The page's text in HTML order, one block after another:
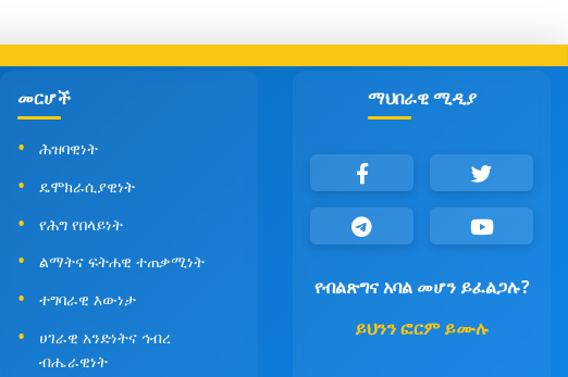
መርሆች
ሕዝባዊነት
ዴሞክራሲያዊነት
የሕግ የበላይነት
ልማትና ፍትሐዊ ተጠቃሚነት
ተግባራዊ እውነታ
ሀገራዊ አንድነትና ኅብረ
ብሔራዊነት
ማህበራዊ ሚዲያ
የብልጽግና አባል መሆን ይፈልጋሉ?
ይህንን ፎርም ይሙሉ